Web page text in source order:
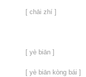
[ chāi zhí ]
[ yè biān ]
[ yè biān kòng bái ]